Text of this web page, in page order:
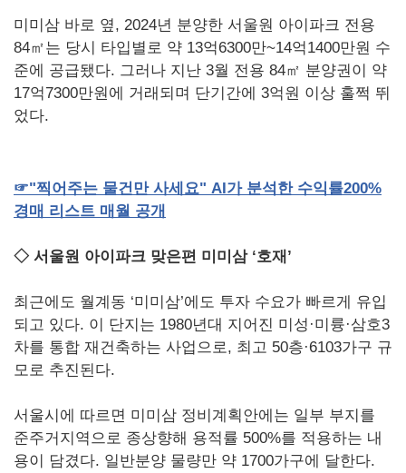
미미삼 바로 옆, 2024년 분양한 서울원 아이파크 전용
84㎡는 당시 타입별로 약 13억6300만~14억1400만원 수
준에 공급됐다. 그러나 지난 3월 전용 84㎡ 분양권이 약
17억7300만원에 거래되며 단기간에 3억원 이상 훌쩍 뛰
었다.
☞"찍어주는 물건만 사세요" AI가 분석한 수익률200%
경매 리스트 매월 공개
◇ 서울원 아이파크 맞은편 미미삼 ‘호재’
최근에도 월계동 ‘미미삼’에도 투자 수요가 빠르게 유입
되고 있다. 이 단지는 1980년대 지어진 미성·미륭·삼호3
차를 통합 재건축하는 사업으로, 최고 50층·6103가구 규
모로 추진된다.
서울시에 따르면 미미삼 정비계획안에는 일부 부지를
준주거지역으로 종상향해 용적률 500%를 적용하는 내
용이 담겼다. 일반분양 물량만 약 1700가구에 달한다.